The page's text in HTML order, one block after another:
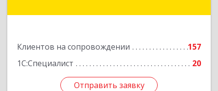
Клиентов на сопровождении
157
1С:Специалист
20
Отправить заявку
Подробнее
Отправить заявку